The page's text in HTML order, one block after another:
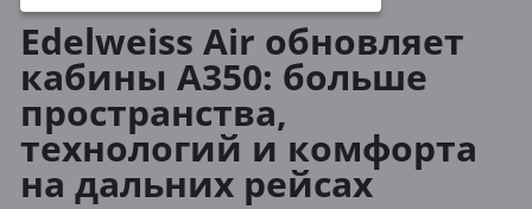
Edelweiss Air обновляет
кабины A350: больше
пространства,
технологий и комфорта
на дальних рейсах